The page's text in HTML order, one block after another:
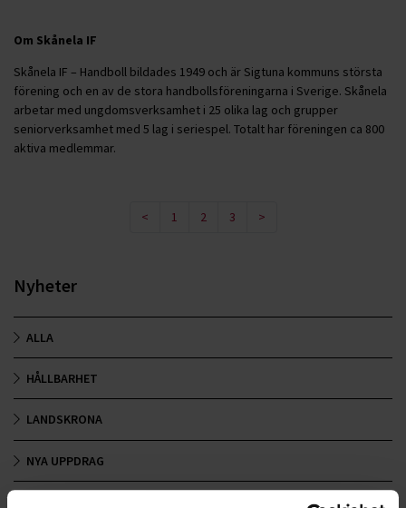
Om Skånela IF
Skånela IF – Handboll bildades 1949 och är Sigtuna kommuns största
förening och en av de stora handbollsföreningarna i Sverige. Skånela
arbetar med ungdomsverksamhet i 25 olika lag och grupper
seniorverksamhet med 5 lag i seriespel. Totalt har föreningen ca 800
aktiva medlemmar.
< 1 2 3 >
Nyheter
ALLA
HÅLLBARHET
LANDSKRONA
NYA UPPDRAG